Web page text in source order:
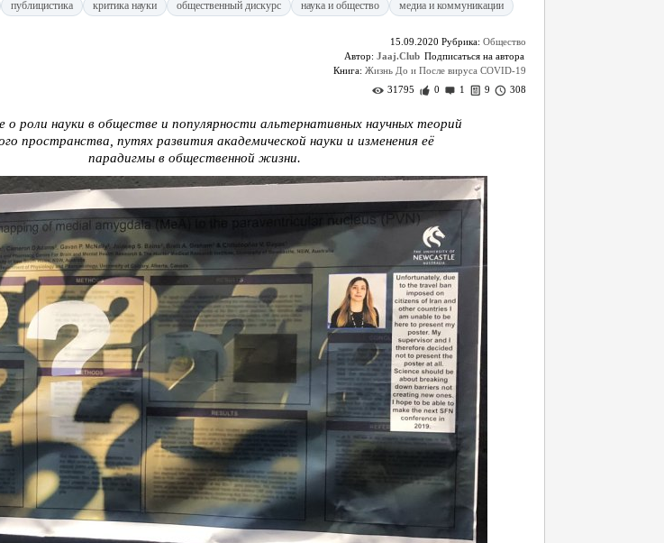
публицистика критика науки общественный дискурс наука и общество медиа и коммуникации
15.09.2020 Рубрика: Общество
Автор: Jaaj.Club
Книга: Жизнь До и После вируса COVID-19
31795
0 1 9 308
о роли науки в обществе и популярности альтернативных научных теорий
пространства, путях развития академической науки и изменения её
парадигмы в общественной жизни.